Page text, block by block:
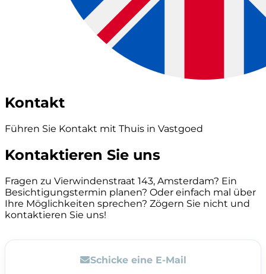
Kontakt
Führen Sie Kontakt mit Thuis in Vastgoed
Kontaktieren Sie uns
Fragen zu Vierwindenstraat 143, Amsterdam? Ein
Besichtigungstermin planen? Oder einfach mal über
Ihre Möglichkeiten sprechen? Zögern Sie nicht und
kontaktieren Sie uns!
Schicke eine E-Mail